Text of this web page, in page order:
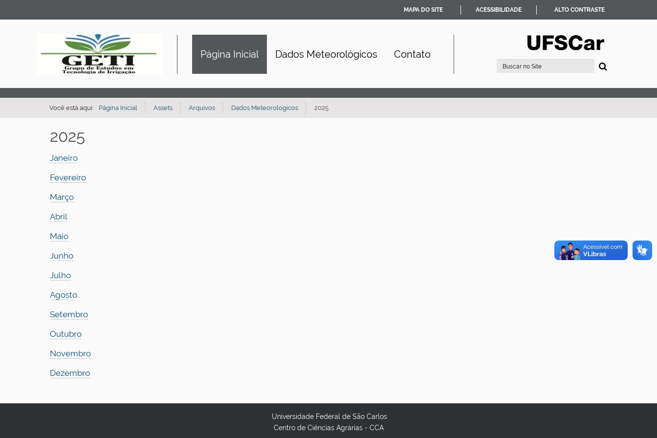
MAPA DO SITE ACESSIBILIDADE ALTO CONTRASTE
Busca
Página Inicial Dados Meteorológicos Contato
Você está aqui: Página Inicial Assets Arquivos Dados Meteorologicos 2025
2025
Janeiro
Fevereiro
Março
Abril
Maio
Junho
Julho
Agosto
Setembro
Outubro
Novembro
Dezembro
Universidade Federal de São Carlos
Centro de Ciências Agrárias - CCA